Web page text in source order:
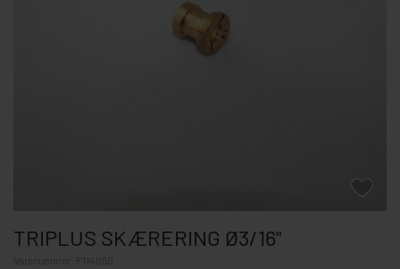
TRIPLUS SKÆRERING Ø3/16"
F114060